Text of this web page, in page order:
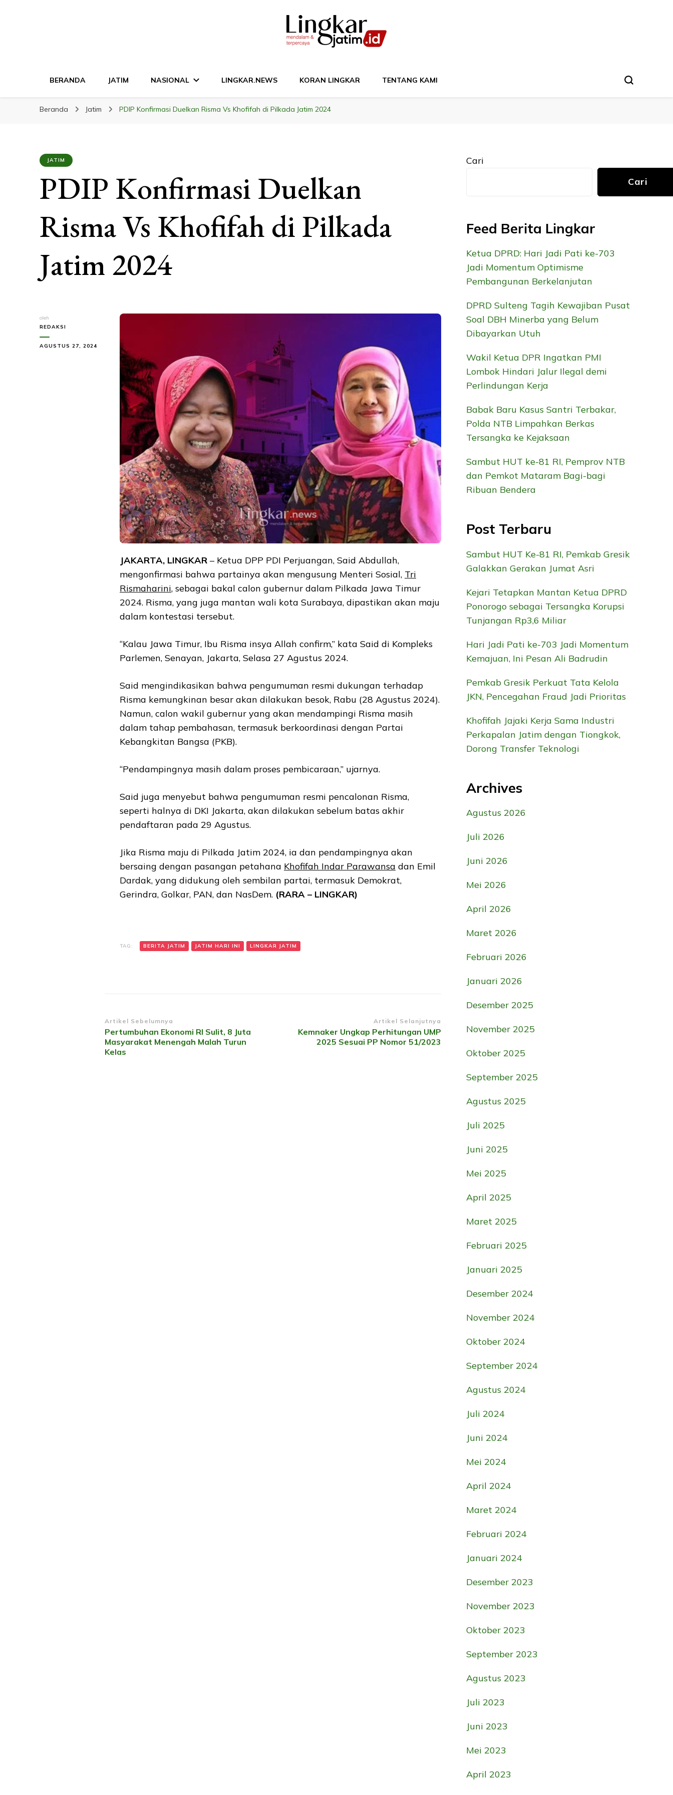
BERANDA JATIM NASIONAL LINGKAR.NEWS KORAN LINGKAR TENTANG KAMI
Beranda Jatim PDIP Konfirmasi Duelkan Risma Vs Khofifah di Pilkada Jatim 2024
JATIM
PDIP Konfirmasi Duelkan
Risma Vs Khofifah di Pilkada
Jatim 2024
oleh
REDAKSI
AGUSTUS 27, 2024
JAKARTA, LINGKAR – Ketua DPP PDI Perjuangan, Said Abdullah,
mengonfirmasi bahwa partainya akan mengusung Menteri Sosial, Tri
Rismaharini, sebagai bakal calon gubernur dalam Pilkada Jawa Timur
2024. Risma, yang juga mantan wali kota Surabaya, dipastikan akan maju
dalam kontestasi tersebut.
“Kalau Jawa Timur, Ibu Risma insya Allah confirm,” kata Said di Kompleks
Parlemen, Senayan, Jakarta, Selasa 27 Agustus 2024.
Said mengindikasikan bahwa pengumuman resmi dukungan terhadap
Risma kemungkinan besar akan dilakukan besok, Rabu (28 Agustus 2024).
Namun, calon wakil gubernur yang akan mendampingi Risma masih
dalam tahap pembahasan, termasuk berkoordinasi dengan Partai
Kebangkitan Bangsa (PKB).
“Pendampingnya masih dalam proses pembicaraan,” ujarnya.
Said juga menyebut bahwa pengumuman resmi pencalonan Risma,
seperti halnya di DKI Jakarta, akan dilakukan sebelum batas akhir
pendaftaran pada 29 Agustus.
Jika Risma maju di Pilkada Jatim 2024, ia dan pendampingnya akan
bersaing dengan pasangan petahana Khofifah Indar Parawansa dan Emil
Dardak, yang didukung oleh sembilan partai, termasuk Demokrat,
Gerindra, Golkar, PAN, dan NasDem. (RARA – LINGKAR)
TAG: BERITA JATIM JATIM HARI INI LINGKAR JATIM
Navigasi
Artikel
Artikel Sebelumnya
Pertumbuhan Ekonomi RI Sulit, 8 Juta
Masyarakat Menengah Malah Turun
Kelas
Artikel Selanjutnya
Kemnaker Ungkap Perhitungan UMP
2025 Sesuai PP Nomor 51/2023
Cari
Cari
Feed Berita Lingkar
Ketua DPRD: Hari Jadi Pati ke-703
Jadi Momentum Optimisme
Pembangunan Berkelanjutan
DPRD Sulteng Tagih Kewajiban Pusat
Soal DBH Minerba yang Belum
Dibayarkan Utuh
Wakil Ketua DPR Ingatkan PMI
Lombok Hindari Jalur Ilegal demi
Perlindungan Kerja
Babak Baru Kasus Santri Terbakar,
Polda NTB Limpahkan Berkas
Tersangka ke Kejaksaan
Sambut HUT ke-81 RI, Pemprov NTB
dan Pemkot Mataram Bagi-bagi
Ribuan Bendera
Post Terbaru
Sambut HUT Ke-81 RI, Pemkab Gresik
Galakkan Gerakan Jumat Asri
Kejari Tetapkan Mantan Ketua DPRD
Ponorogo sebagai Tersangka Korupsi
Tunjangan Rp3,6 Miliar
Hari Jadi Pati ke-703 Jadi Momentum
Kemajuan, Ini Pesan Ali Badrudin
Pemkab Gresik Perkuat Tata Kelola
JKN, Pencegahan Fraud Jadi Prioritas
Khofifah Jajaki Kerja Sama Industri
Perkapalan Jatim dengan Tiongkok,
Dorong Transfer Teknologi
Archives
Agustus 2026
Juli 2026
Juni 2026
Mei 2026
April 2026
Maret 2026
Februari 2026
Januari 2026
Desember 2025
November 2025
Oktober 2025
September 2025
Agustus 2025
Juli 2025
Juni 2025
Mei 2025
April 2025
Maret 2025
Februari 2025
Januari 2025
Desember 2024
November 2024
Oktober 2024
September 2024
Agustus 2024
Juli 2024
Juni 2024
Mei 2024
April 2024
Maret 2024
Februari 2024
Januari 2024
Desember 2023
November 2023
Oktober 2023
September 2023
Agustus 2023
Juli 2023
Juni 2023
Mei 2023
April 2023